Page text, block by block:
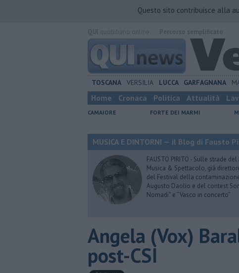
Questo sito contribuisce alla
TOSCANA VERSILIA LUCCA GARFAGNANA
Home Cronaca Politica Attualità
CAMAIORE FORTE DEI MARMI
MUSICA E DINTORNI — il Blog di Fausto
FAUSTO PIRITO - Sulle strade
Musica & Spettacolo, già
del Festival della
Augusto Daolio e del contest
Nomadi” e “Vasco in concerto”
Angela (Vox)
post-CSI